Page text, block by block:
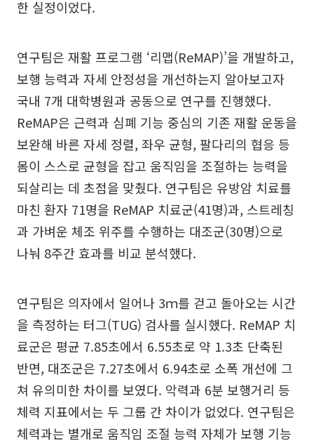
한 실정이었다.
연구팀은 재활 프로그램 ‘리맵(ReMAP)’을 개발하고,
보행 능력과 자세 안정성을 개선하는지 알아보고자
국내 7개 대학병원과 공동으로 연구를 진행했다.
ReMAP은 근력과 심폐 기능 중심의 기존 재활 운동을
보완해 바른 자세 정렬, 좌우 균형, 팔다리의 협응 등
몸이 스스로 균형을 잡고 움직임을 조절하는 능력을
되살리는 데 초점을 맞췄다. 연구팀은 유방암 치료를
마친 환자 71명을 ReMAP 치료군(41명)과, 스트레칭
과 가벼운 체조 위주를 수행하는 대조군(30명)으로
나눠 8주간 효과를 비교 분석했다.
연구팀은 의자에서 일어나 3ｍ를 걷고 돌아오는 시간
을 측정하는 터그(TUG) 검사를 실시했다. ReMAP 치
료군은 평균 7.85초에서 6.55초로 약 1.3초 단축된
반면, 대조군은 7.27초에서 6.94초로 소폭 개선에 그
쳐 유의미한 차이를 보였다. 악력과 6분 보행거리 등
체력 지표에서는 두 그룹 간 차이가 없었다. 연구팀은
체력과는 별개로 움직임 조절 능력 자체가 보행 기능